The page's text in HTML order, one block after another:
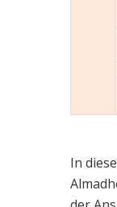
In